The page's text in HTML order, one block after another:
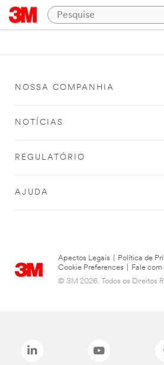
NOSSA COMPANHIA
NOTÍCIAS
REGULATÓRIO
AJUDA
Apectos Legais Política de
Cookie Preferences
Fale com
© 3M 2026. Todos os Direitos